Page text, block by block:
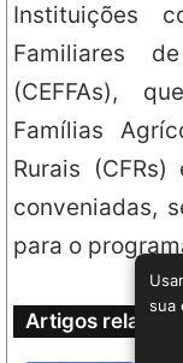
Instituições
Familiares
(CEFFAs),
Famílias
Rurais
conveniadas,
para o
Artigos
sua